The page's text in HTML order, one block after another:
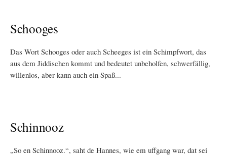
Schooges
Das Wort Schooges oder auch Scheeges ist ein Schimpfwort, das
aus dem Jiddischen kommt und bedeutet unbeholfen, schwerfällig,
willenlos, aber kann auch ein Spaß...
Schinnooz
„So en Schinnooz.“, saht de Hannes, wie em uffgang war, dat sei